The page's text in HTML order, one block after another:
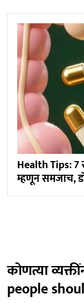
Health Tips: 7
म्हणून समजाच,
कोणत्या
people